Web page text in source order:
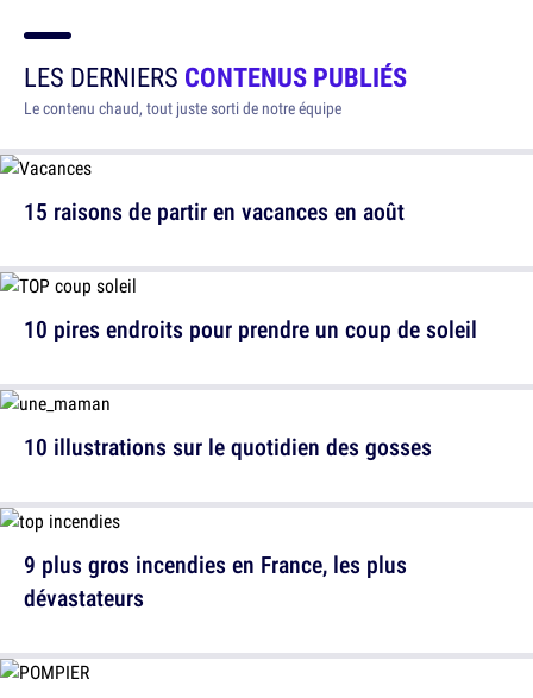
LES DERNIERS CONTENUS PUBLIÉS
Le contenu chaud, tout juste sorti de notre équipe
15 raisons de partir en vacances en août
10 illustrations sur le quotidien des gosses
10 pires endroits pour prendre un coup de soleil
9 plus gros incendies en France, les plus
dévastateurs